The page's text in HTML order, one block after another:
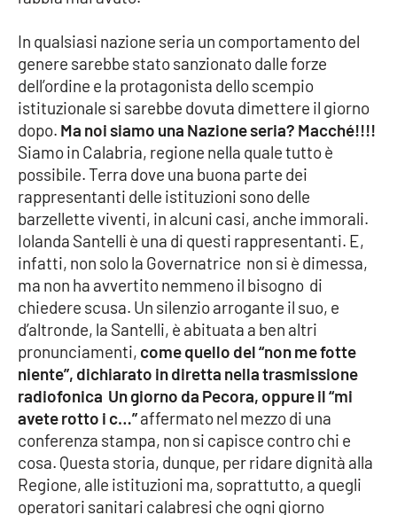
LaC Network
LaC OnAir
EDIZIONI
LOCALI
Catanzaro
Crotone
Vibo Valentia
Reggio Calabria
Cosenza
Lamezia Terme
In qualsiasi nazione seria un comportamento del
genere sarebbe stato sanzionato dalle forze
dell’ordine e la protagonista dello scempio
istituzionale si sarebbe dovuta dimettere il giorno
dopo. Ma noi siamo una Nazione seria? Macché!!!!
Siamo in Calabria, regione nella quale tutto è
possibile. Terra dove una buona parte dei
rappresentanti delle istituzioni sono delle
barzellette viventi, in alcuni casi, anche immorali.
Iolanda Santelli è una di questi rappresentanti. E,
infatti, non solo la Governatrice non si è dimessa,
ma non ha avvertito nemmeno il bisogno di
chiedere scusa. Un silenzio arrogante il suo, e
d’altronde, la Santelli, è abituata a ben altri
pronunciamenti, come quello del “non me fotte
niente”, dichiarato in diretta nella trasmissione
radiofonica Un giorno da Pecora, oppure il “mi
avete rotto i c…”affermato nel mezzo di una
conferenza stampa, non si capisce contro chi e
cosa. Questa storia, dunque, per ridare dignità alla
Regione, alle istituzioni ma, soprattutto, a quegli
operatori sanitari calabresi che ogni giorno